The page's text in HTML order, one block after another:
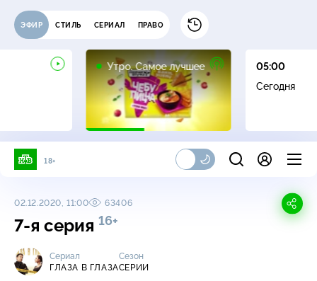
ЭФИР СТИЛЬ СЕРИАЛ ПРАВО
Утро. Самое лучшее
16+
05:00
Сегодня
18+
02.12.2020, 11:00 63406
7-я серия 16+
Сериал
ГЛАЗА В ГЛАЗА
Сезон
СЕРИИ